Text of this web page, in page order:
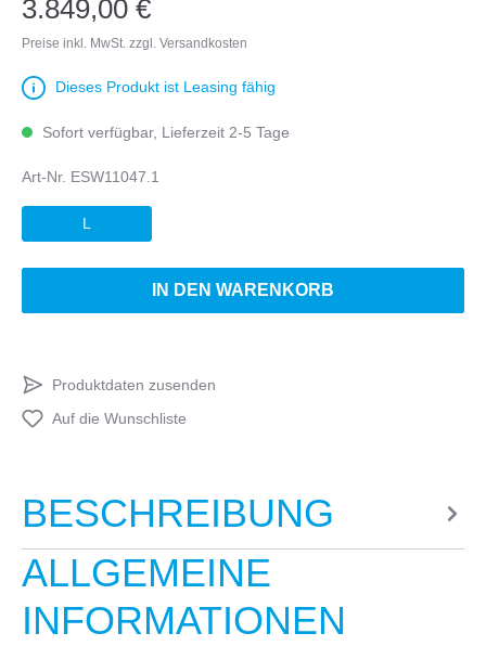
3.849,00 €
Preise inkl. MwSt. zzgl. Versandkosten
Dieses Produkt ist Leasing fähig
Sofort verfügbar, Lieferzeit 2-5 Tage
Art-Nr. ESW11047.1
L
IN DEN WARENKORB
Produktdaten zusenden
Auf die Wunschliste
BESCHREIBUNG
ALLGEMEINE
INFORMATIONEN